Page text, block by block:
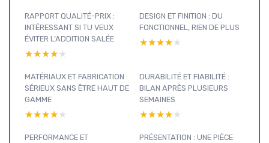
RAPPORT QUALITÉ-PRIX :
INTÉRESSANT SI TU VEUX
ÉVITER L’ADDITION SALÉE
★★★★★
★★★★★
DESIGN ET FINITION : DU
FONCTIONNEL, RIEN DE PLUS
★★★★★
★★★★★
MATÉRIAUX ET FABRICATION :
SÉRIEUX SANS ÊTRE HAUT DE
GAMME
★★★★★
★★★★★
DURABILITÉ ET FIABILITÉ :
BILAN APRÈS PLUSIEURS
SEMAINES
★★★★★
★★★★★
PERFORMANCE ET
PRÉSENTATION : UNE PIÈCE